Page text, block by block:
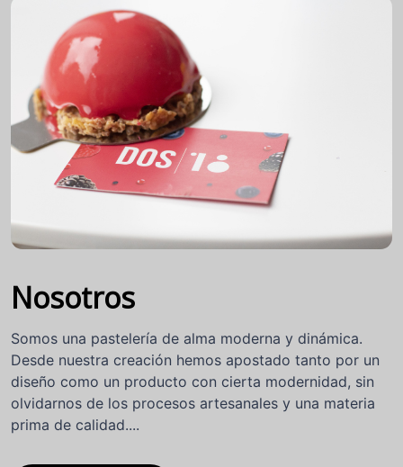
Nosotros
Somos una pastelería de alma moderna y dinámica.
Desde nuestra creación hemos apostado tanto por un
diseño como un producto con cierta modernidad, sin
olvidarnos de los procesos artesanales y una materia
prima de calidad....